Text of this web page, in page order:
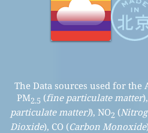
The Data sources used for
PM2.5 (fine particulate matter
particulate matter)), NO2 (
Dioxide), CO (Carbon Monoxide